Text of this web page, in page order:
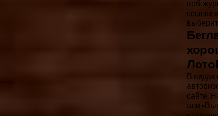
веб-
ссылки
В видах
сайте.
али